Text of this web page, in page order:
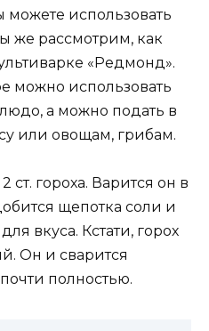
можете использовать
же рассмотрим, как
«Редмонд».
можно использовать
а можно подать в
или овощам, грибам.
ст. гороха. Варится он в
щепотка соли и
вкуса. Кстати, горох
Он и сварится
полностью.